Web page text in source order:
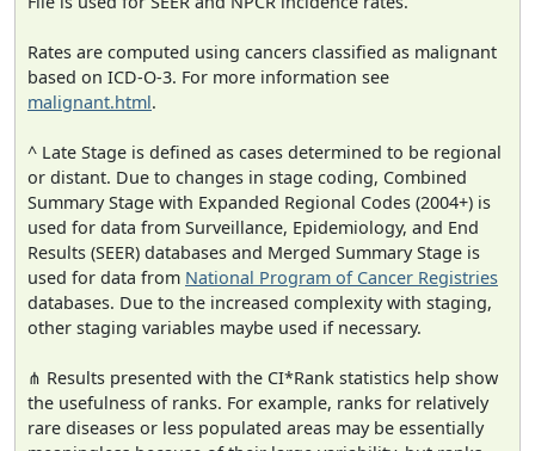
Rates are computed using cancers classified as malignant
based on ICD-O-3. For more information see
malignant.html.
^ Late Stage is defined as cases determined to be regional
or distant. Due to changes in stage coding, Combined
Summary Stage with Expanded Regional Codes (2004+) is
used for data from Surveillance, Epidemiology, and End
Results (SEER) databases and Merged Summary Stage is
used for data from National Program of Cancer Registries
databases. Due to the increased complexity with staging,
other staging variables maybe used if necessary.
⋔ Results presented with the CI*Rank statistics help show
the usefulness of ranks. For example, ranks for relatively
rare diseases or less populated areas may be essentially